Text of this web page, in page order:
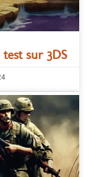
sur 3DS